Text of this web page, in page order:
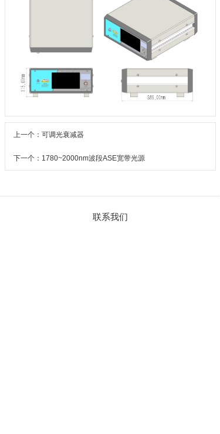
上一个：可调光衰减器
下一个：1780~2000nm波段ASE宽带光源
联系我们